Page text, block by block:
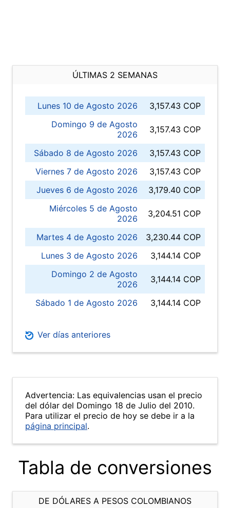
ÚLTIMAS 2 SEMANAS
Lunes 10 de Agosto 2026
3,157.43 COP
Domingo 9 de Agosto
2026
3,157.43 COP
Sábado 8 de Agosto 2026
3,157.43 COP
Viernes 7 de Agosto 2026
3,157.43 COP
Jueves 6 de Agosto 2026
3,179.40 COP
Miércoles 5 de Agosto
2026
3,204.51 COP
Martes 4 de Agosto 2026
3,230.44 COP
Lunes 3 de Agosto 2026
3,144.14 COP
Domingo 2 de Agosto
2026
3,144.14 COP
Sábado 1 de Agosto 2026 3,144.14 COP
Ver días anteriores
Advertencia: Las equivalencias usan el precio
del dólar del Domingo 18 de Julio del 2010.
Para utilizar el precio de hoy se debe ir a la
página principal.
Tabla de conversiones
DE DÓLARES A PESOS COLOMBIANOS